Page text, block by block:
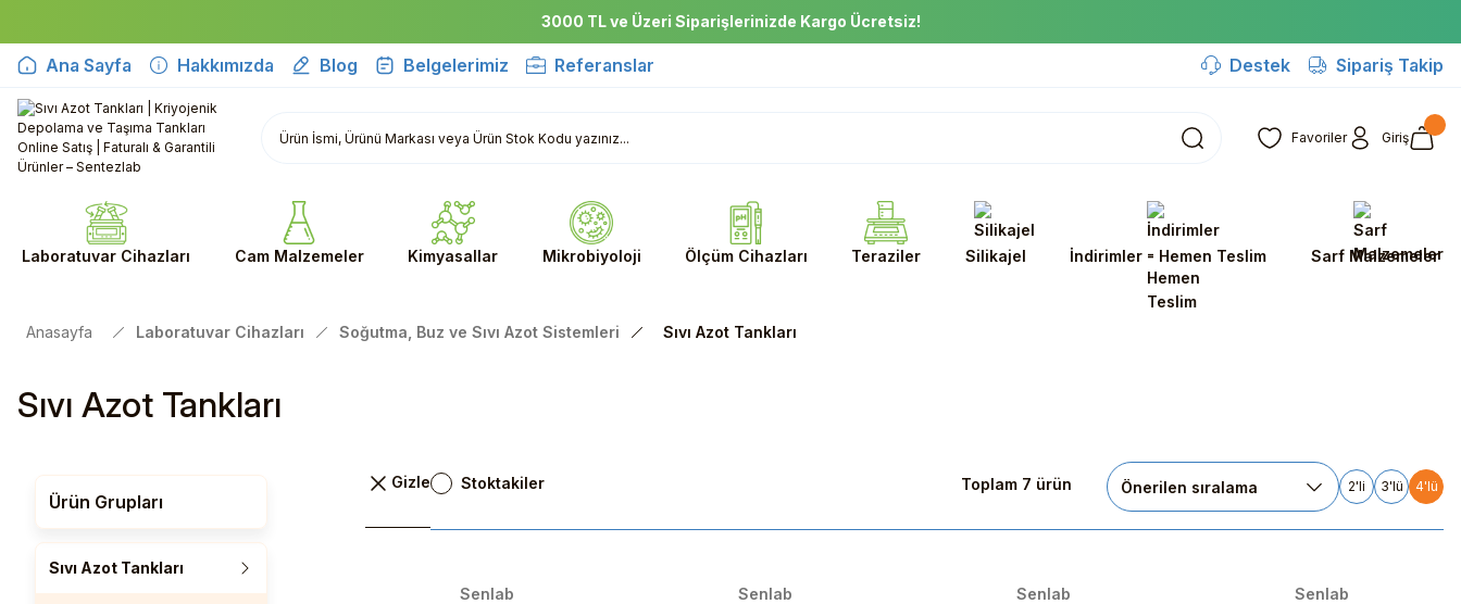
3000 TL ve Üzeri Siparişlerinizde Kargo Ücretsiz!
Ana Sayfa Hakkımızda Blog Belgelerimiz Referanslar Destek Sipariş Takip
Favoriler Giriş
Laboratuvar Cihazları Cam Malzemeler Kimyasallar Mikrobiyoloji Ölçüm Cihazları Teraziler Silikajel İndirimler - Hemen Teslim Sarf Malzemeler
Anasayfa Laboratuvar Cihazları Soğutma, Buz ve Sıvı Azot Sistemleri Sıvı Azot Tankları
Sıvı Azot Tankları
Ürün Grupları
Sıvı Azot Tankları
Stoktakiler Toplam 7 ürün 4'lü
3'lü
2'li
Senlab Senlab Senlab Senlab